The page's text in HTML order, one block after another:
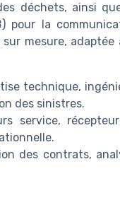
déchets, ainsi
pour la
mesure,
technique,
des sinistres.
service,
des contrats,